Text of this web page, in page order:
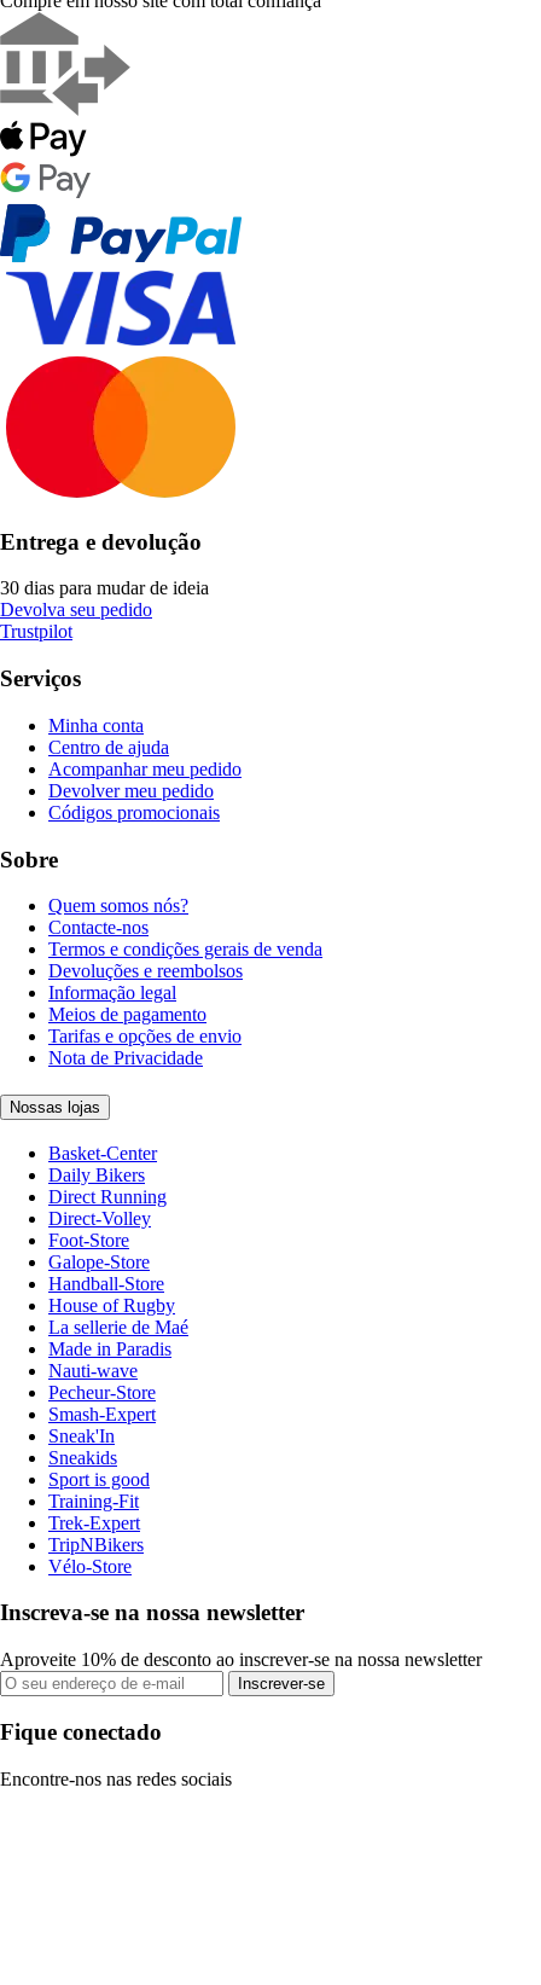
Entrega e devolução
30 dias para mudar de ideia
Devolva seu pedido
Trustpilot
Serviços
Minha conta
Centro de ajuda
Acompanhar meu pedido
Devolver meu pedido
Códigos promocionais
Sobre
Quem somos nós?
Contacte-nos
Termos e condições gerais de venda
Devoluções e reembolsos
Informação legal
Meios de pagamento
Tarifas e opções de envio
Nota de Privacidade
Nossas lojas
Basket-Center
Daily Bikers
Direct Running
Direct-Volley
Foot-Store
Galope-Store
Handball-Store
House of Rugby
La sellerie de Maé
Made in Paradis
Nauti-wave
Pecheur-Store
Smash-Expert
Sneak'In
Sneakids
Sport is good
Training-Fit
Trek-Expert
TripNBikers
Vélo-Store
Inscreva-se na nossa newsletter
Aproveite 10% de desconto ao inscrever-se na nossa newsletter
Inscrever-se
Fique conectado
Encontre-nos nas redes sociais